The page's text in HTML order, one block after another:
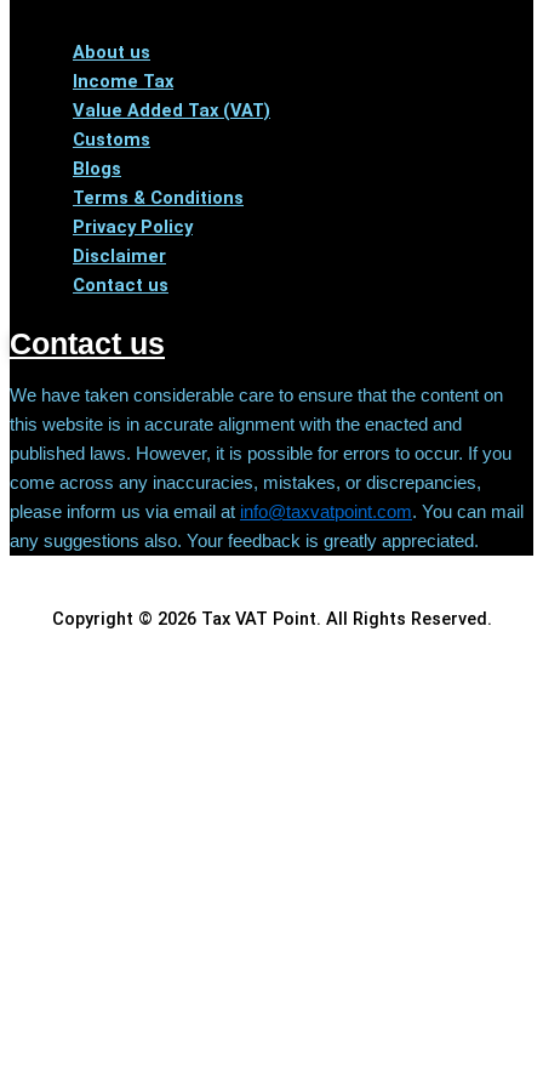
About us
Income Tax
Value Added Tax (VAT)
Customs
Blogs
Terms & Conditions
Privacy Policy
Disclaimer
Contact us
Contact us
We have taken considerable care to ensure that the content on
this website is in accurate alignment with the enacted and
published laws. However, it is possible for errors to occur. If you
come across any inaccuracies, mistakes, or discrepancies,
please inform us via email at info@taxvatpoint.com. You can mail
any suggestions also. Your feedback is greatly appreciated.
Copyright © 2026 Tax VAT Point. All Rights Reserved.